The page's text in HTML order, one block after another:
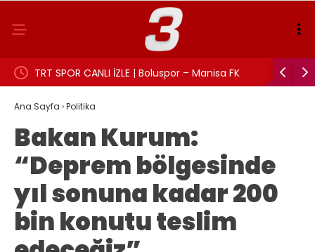
TRT SPOR CANLI İZLE | Boluspor – Manisa FK
maçı canlı yayın frekans ve izleme linki
Aslı
Ana Sayfa ›Politika
Bakan Kurum:
“Deprem bölgesinde
yıl sonuna kadar 200
bin konutu teslim